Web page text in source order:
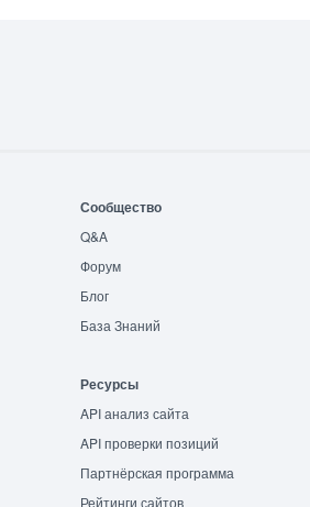
Сообщество
Q&A
Форум
Блог
База Знаний
Ресурсы
API анализ сайта
API проверки позиций
Партнёрская программа
Рейтинги сайтов